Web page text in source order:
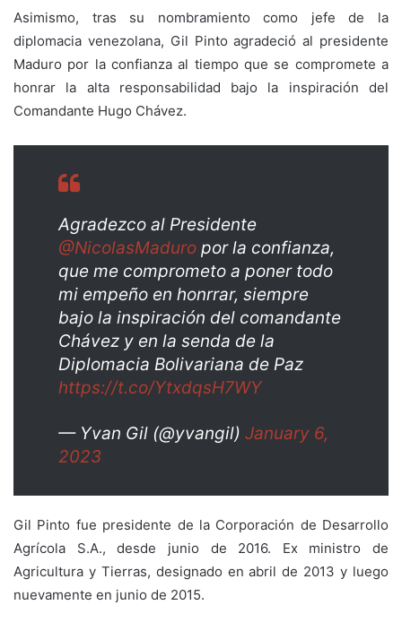
Asimismo, tras su nombramiento como jefe de la
diplomacia venezolana, Gil Pinto agradeció al presidente
Maduro por la confianza al tiempo que se compromete a
honrar la alta responsabilidad bajo la inspiración del
Comandante Hugo Chávez.
Agradezco al Presidente
@NicolasMaduro por la confianza,
que me comprometo a poner todo
mi empeño en honrrar, siempre
bajo la inspiración del comandante
Chávez y en la senda de la
Diplomacia Bolivariana de Paz
https://t.co/YtxdqsH7WY
— Yvan Gil (@yvangil) January 6,
2023
Gil Pinto fue presidente de la Corporación de Desarrollo
Agrícola S.A., desde junio de 2016. Ex ministro de
Agricultura y Tierras, designado en abril de 2013 y luego
nuevamente en junio de 2015.